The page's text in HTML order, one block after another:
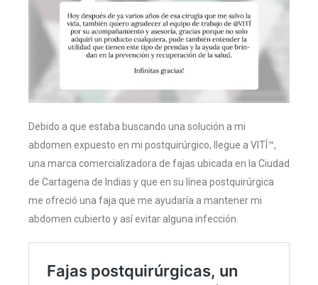
Debido a que estaba buscando una solución a mi
abdomen expuesto en mi postquirúrgico, llegue a VITÍ™,
una marca comercializadora de fajas ubicada en la Ciudad
de Cartagena de Indias y que en su línea postquirúrgica
me ofreció una faja que me ayudaría a mantener mi
abdomen cubierto y así evitar alguna infección.